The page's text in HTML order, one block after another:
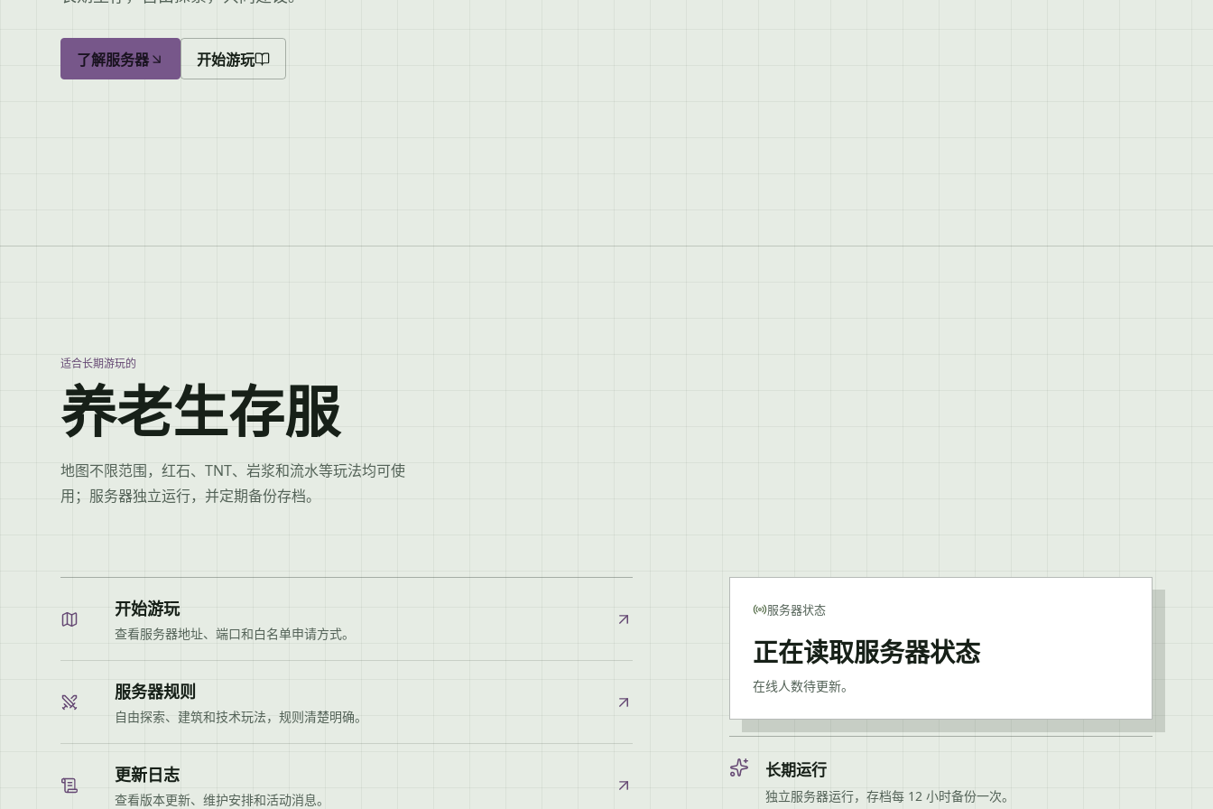
了解服务器 开始游玩
适合长期游玩的
养老生存服
地图不限范围，红石、TNT、岩浆和流水等玩法均可使
用；服务器独立运行，并定期备份存档。
开始游玩
查看服务器地址、端口和白名单申请方式。
服务器规则
自由探索、建筑和技术玩法，规则清楚明确。
更新日志
查看版本更新、维护安排和活动消息。
服务器状态
正在读取服务器状态
在线人数待更新。
长期运行
独立服务器运行，存档每 12 小时备份一次。